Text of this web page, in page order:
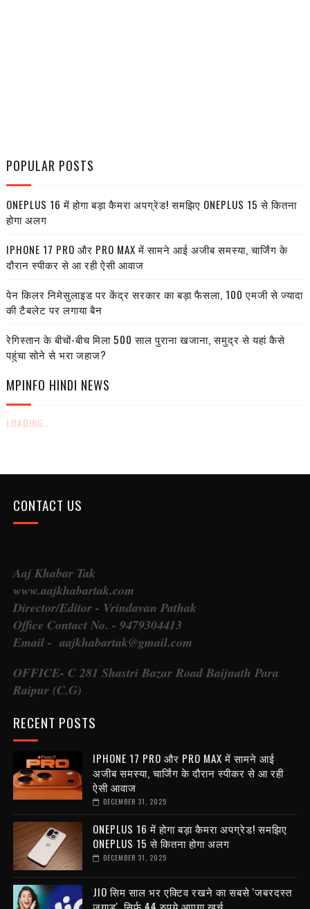
POPULAR POSTS
ONEPLUS 16 में होगा बड़ा कैमरा अपग्रेड! समझिए ONEPLUS 15 से कितना
होगा अलग
IPHONE 17 PRO और PRO MAX में सामने आई अजीब समस्या, चार्जिंग के
दौरान स्पीकर से आ रही ऐसी आवाज
पेन किलर निमेसुलाइड पर केंद्र सरकार का बड़ा फैसला, 100 एमजी से ज्यादा
की टैबलेट पर लगाया बैन
रेगिस्तान के बीचों-बीच मिला 500 साल पुराना खजाना, समुद्र से यहां कैसे
पहुंचा सोने से भरा जहाज?
MPINFO HINDI NEWS
LOADING...
CONTACT US
Aaj Khabar Tak
www.aajkhabartak.com
Director/Editor - Vrindavan Pathak
Office Contact No. - 9479304413
Email - aajkhabartak@gmail.com
OFFICE- C 281 Shastri Bazar Road Baijnath Para
Raipur (C.G)
RECENT POSTS
IPHONE 17 PRO और PRO MAX में सामने आई
अजीब समस्या, चार्जिंग के दौरान स्पीकर से आ रही
ऐसी आवाज
DECEMBER 31, 2025
ONEPLUS 16 में होगा बड़ा कैमरा अपग्रेड! समझिए
ONEPLUS 15 से कितना होगा अलग
DECEMBER 31, 2025
JIO सिम साल भर एक्टिव रखने का सबसे 'जबरदस्त